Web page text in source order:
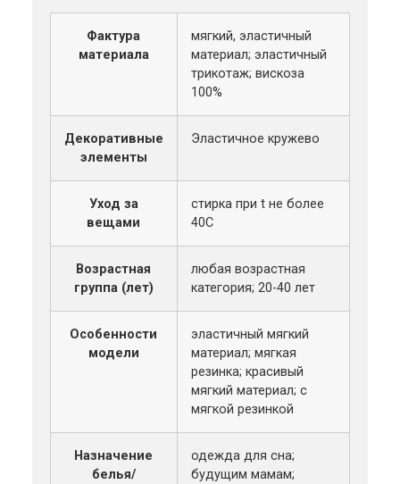
Фактура
материала
мягкий, эластичный
материал; эластичный
трикотаж; вискоза
100%
Декоративные
элементы
Эластичное кружево
Уход за
вещами
стирка при t не более
40С
Возрастная
группа (лет)
любая возрастная
категория; 20-40 лет
Особенности
модели
эластичный мягкий
материал; мягкая
резинка; красивый
мягкий материал; с
мягкой резинкой
Назначение
белья/
одежда для сна;
будущим мамам;